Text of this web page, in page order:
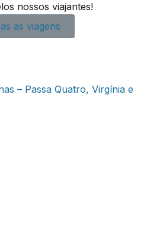
nossos viajantes!
as viagens
– Passa Quatro, Virgínia e